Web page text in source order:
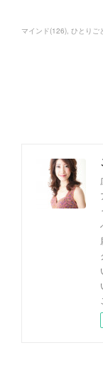
マインド(126) ひとりご